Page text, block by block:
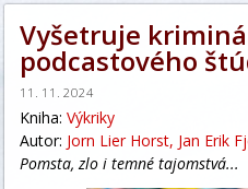
Vyšetruje
podcastového
11. 11. 2024
Kniha: Výkriky
Autor: Jorn Lier Horst, Jan Erik
Pomsta, zlo i temné tajomstvá...